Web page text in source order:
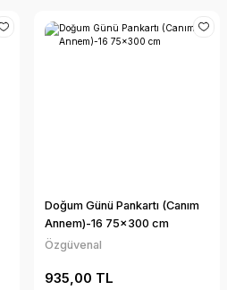
Doğum Günü Pankartı (Canım
Annem)-16 75x300 cm
Özgüvenal
935,00 TL